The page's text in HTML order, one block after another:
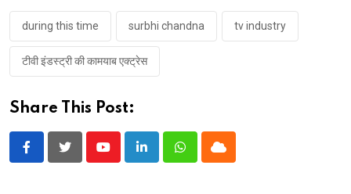
during this time surbhi chandna tv industry
टीवी इंडस्ट्री की कामयाब एक्ट्रेस
Share This Post:
YoutubeLinkedInWhatsappCloud